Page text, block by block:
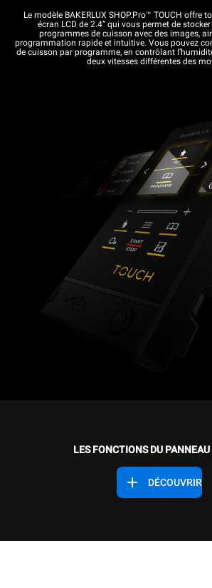
Le modèle BAKERLUX SHOP.Pro™ TOUCH offre
écran LCD de 2.4” qui vous permet de
programmes de cuisson avec des images,
programmation rapide et intuitive. Vous pouvez
de cuisson par programme, en contrôlant
deux vitesses différentes des
LES FONCTIONS DU
DÉCOUVRIR